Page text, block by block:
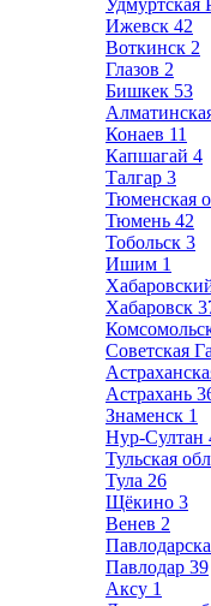
Удмуртская
Ижевск 42
Воткинск 2
Глазов 2
Бишкек 53
Конаев 11
Капшагай 4
Талгар 3
Тюменская
Тюмень 42
Тобольск 3
Ишим 1
Хабаровск
Советская
Астрахань
Знаменск 1
Нур-Султан
Тульская
Тула 26
Щёкино 3
Венев 2
Павлодар 39
Аксу 1